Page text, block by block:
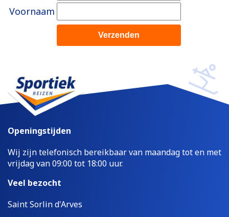
Voornaam
Openingstijden
Wij zijn telefonisch bereikbaar van maandag tot en met
vrijdag van 09:00 tot 18:00 uur.
Veel bezocht
Saint Sorlin d'Arves